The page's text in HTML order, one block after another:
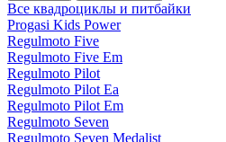
Все квадроциклы и питбайки
Progasi Kids Power
Regulmoto Five
Regulmoto Five Em
Regulmoto Pilot
Regulmoto Pilot Ea
Regulmoto Pilot Em
Regulmoto Seven
Regulmoto Seven Medalist